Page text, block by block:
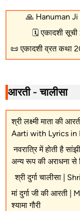
🙏 Hanuman
🗓️ एकादशी
📜 एकादशी व्रत कथा
आरती - चालीसा
श्री लक्ष्मी माता की
Aarti with Lyrics in
नवरात्रि में होती है
अन्य रूप की अराधना से
श्री दुर्गा चालीसा |
मां दुर्गा जी की आरती
श्यामा गौरी